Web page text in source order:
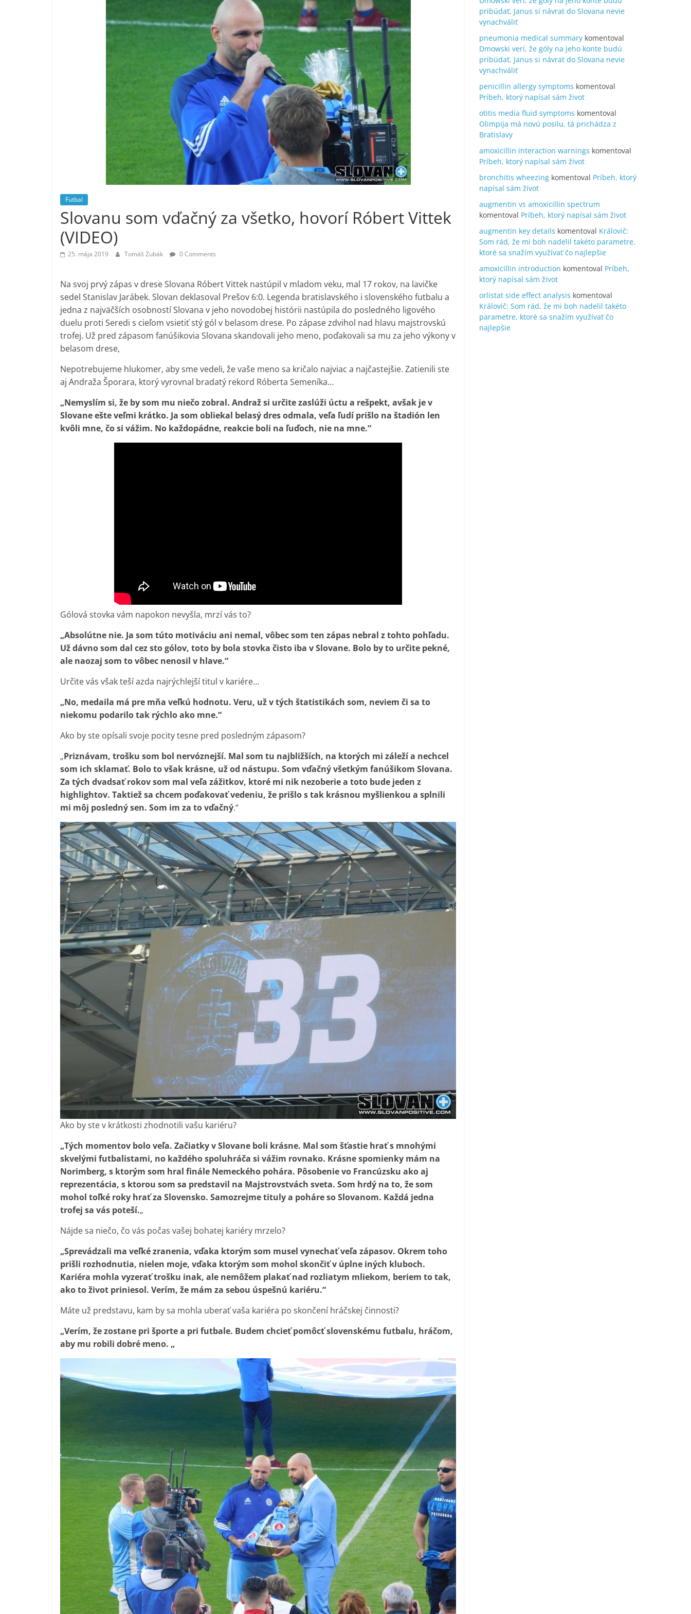
Futbal
Slovanu som vďačný za všetko, hovorí Róbert Vittek
(VIDEO)
25. mája 2019 Tomáš Zubák 0 Comments
Na svoj prvý zápas v drese Slovana Róbert Vittek nastúpil v mladom veku, mal 17 rokov, na lavičke
sedel Stanislav Jarábek. Slovan deklasoval Prešov 6:0. Legenda bratislavského i slovenského futbalu a
jedna z najväčších osobností Slovana v jeho novodobej histórii nastúpila do posledného ligového
duelu proti Seredi s cieľom vsietiť stý gól v belasom drese. Po zápase zdvihol nad hlavu majstrovskú
trofej. Už pred zápasom fanúšikovia Slovana skandovali jeho meno, poďakovali sa mu za jeho výkony v
belasom drese,
Nepotrebujeme hlukomer, aby sme vedeli, že vaše meno sa kričalo najviac a najčastejšie. Zatienili ste
aj Andraža Šporara, ktorý vyrovnal bradatý rekord Róberta Semeníka…
„Nemyslím si, že by som mu niečo zobral. Andraž si určite zaslúži úctu a rešpekt, avšak je v
Slovane ešte veľmi krátko. Ja som obliekal belasý dres odmala, veľa ľudí prišlo na štadión len
kvôli mne, čo si vážim. No každopádne, reakcie boli na ľuďoch, nie na mne.“
Gólová stovka vám napokon nevyšla, mrzí vás to?
„Absolútne nie. Ja som túto motiváciu ani nemal, vôbec som ten zápas nebral z tohto pohľadu.
Už dávno som dal cez sto gólov, toto by bola stovka čisto iba v Slovane. Bolo by to určite pekné,
ale naozaj som to vôbec nenosil v hlave.“
Určite vás však teší azda najrýchlejší titul v kariére…
„No, medaila má pre mňa veľkú hodnotu. Veru, už v tých štatistikách som, neviem či sa to
niekomu podarilo tak rýchlo ako mne.“
Ako by ste opísali svoje pocity tesne pred posledným zápasom?
„Priznávam, trošku som bol nervóznejší. Mal som tu najbližších, na ktorých mi záleží a nechcel
som ich sklamať. Bolo to však krásne, už od nástupu. Som vďačný všetkým fanúšikom Slovana.
Za tých dvadsať rokov som mal veľa zážitkov, ktoré mi nik nezoberie a toto bude jeden z
highlightov. Taktiež sa chcem poďakovať vedeniu, že prišlo s tak krásnou myšlienkou a splnili
mi môj posledný sen. Som im za to vďačný.“
Ako by ste v krátkosti zhodnotili vašu kariéru?
„Tých momentov bolo veľa. Začiatky v Slovane boli krásne. Mal som šťastie hrať s mnohými
skvelými futbalistami, no každého spoluhráča si vážim rovnako. Krásne spomienky mám na
Norimberg, s ktorým som hral finále Nemeckého pohára. Pôsobenie vo Francúzsku ako aj
reprezentácia, s ktorou som sa predstavil na Majstrovstvách sveta. Som hrdý na to, že som
mohol toľké roky hrať za Slovensko. Samozrejme tituly a poháre so Slovanom. Každá jedna
trofej sa vás poteší.„
Nájde sa niečo, čo vás počas vašej bohatej kariéry mrzelo?
„Sprevádzali ma veľké zranenia, vďaka ktorým som musel vynechať veľa zápasov. Okrem toho
prišli rozhodnutia, nielen moje, vďaka ktorým som mohol skončiť v úplne iných kluboch.
Kariéra mohla vyzerať trošku inak, ale nemôžem plakať nad rozliatym mliekom, beriem to tak,
ako to život priniesol. Verím, že mám za sebou úspešnú kariéru.“
Máte už predstavu, kam by sa mohla uberať vaša kariéra po skončení hráčskej činnosti?
„Verím, že zostane pri športe a pri futbale. Budem chcieť pomôcť slovenskému futbalu, hráčom,
aby mu robili dobré meno. „
pribúdať, Janus si návrat do Slovana nevie
vynachváliť
pneumonia medical summary komentoval
Dmowski verí, že góly na jeho konte budú
pribúdať, Janus si návrat do Slovana nevie
vynachváliť
penicillin allergy symptoms komentoval
Príbeh, ktorý napísal sám život
otitis media fluid symptoms komentoval
Olimpija má novú posilu, tá prichádza z
Bratislavy
amoxicillin interaction warnings komentoval
Príbeh, ktorý napísal sám život
bronchitis wheezing komentoval Príbeh, ktorý
napísal sám život
augmentin vs amoxicillin spectrum
komentoval Príbeh, ktorý napísal sám život
augmentin key details komentoval Královič:
Som rád, že mi boh nadelil takéto parametre,
ktoré sa snažím využívať čo najlepšie
amoxicillin introduction komentoval Príbeh,
ktorý napísal sám život
orlistat side effect analysis komentoval
Královič: Som rád, že mi boh nadelil takéto
parametre, ktoré sa snažím využívať čo
najlepšie